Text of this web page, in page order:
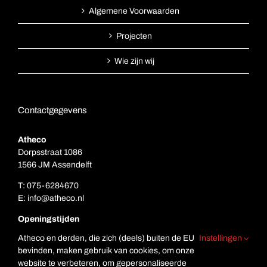
Algemene Voorwaarden
Projecten
Wie zijn wij
Contactgegevens
Atheco
Dorpsstraat 1086
1566 JM Assendelft
T: 075-6284670
E: info@atheco.nl
Openingstijden
Za: Gesloten
Zo. Gesloten
Atheco en derden, die zich (deels) buiten de EU
bevinden, maken gebruik van cookies, om onze
website te verbeteren, om gepersonaliseerde
Instellingen